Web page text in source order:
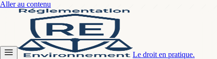
Aller au contenu
Le droit en pratique.